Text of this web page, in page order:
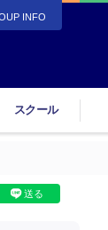
INFO
スクール
送る